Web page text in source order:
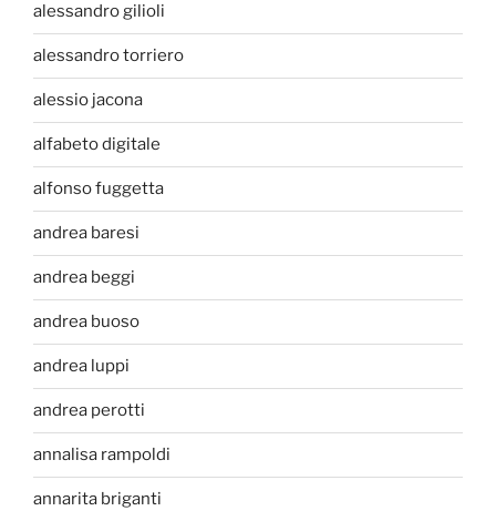
alessandro gilioli
alessandro torriero
alessio jacona
alfabeto digitale
alfonso fuggetta
andrea baresi
andrea beggi
andrea buoso
andrea luppi
andrea perotti
annalisa rampoldi
annarita briganti